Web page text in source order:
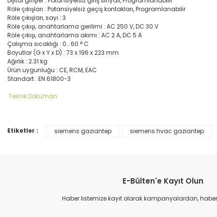
Röle çıkışları : Potansiyelsiz geçiş kontakları, Programlanabilir
Röle çıkışları, sayı : 3
Röle çıkışı, anahtarlama gerilimi : AC 250 V, DC 30 V
Röle çıkışı, anahtarlama akımı : AC 2 A, DC 5 A
Çalışma sıcaklığı : 0… 60 ° C
Boyutlar (G x Y x D) : 73 x 196 x 223 mm
Ağırlık : 2.31 kg
Ürün uygunluğu : CE, RCM, EAC
Standart : EN 61800-3
Teknik Döküman
Bu ürünün fiyat bilgisi, resim, ürün açıklamalarında ve diğer
Ürün açıklamasında eksik bilgiler bulunuyor.
Ürün bilgilerinde hatalar bulunuyor.
Etiketler : siemens gaziantep siemens hvac gaziantep
E-Bülten'e Kayıt Olun
Haber listemize kayıt olarak kampanyalardan,